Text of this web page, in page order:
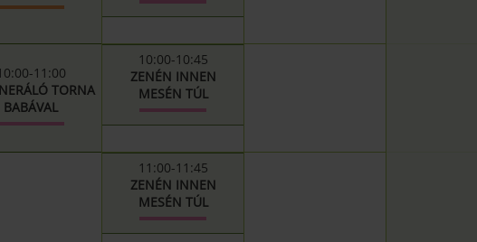
11:00
TORNA
BABÁVAL
10:00-10:45
ZENÉN INNEN
MESÉN TÚL
11:00-11:45
ZENÉN INNEN
MESÉN TÚL